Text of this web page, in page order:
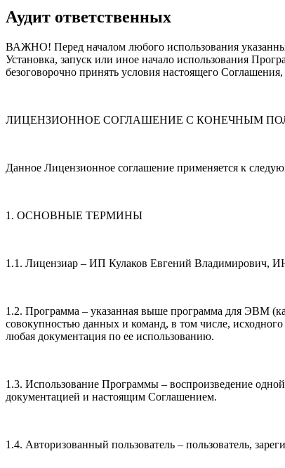
Аудит ответственных
ВАЖНО! Перед началом любого использования
Установка, запуск или иное начало использования
безоговорочно принять условия настоящего
ЛИЦЕНЗИОННОЕ СОГЛАШЕНИЕ С КОНЕЧНЫМ
Данное Лицензионное соглашение применяется к
1. ОСНОВНЫЕ ТЕРМИНЫ
1.1. Лицензиар – ИП Кулаков Евгений Владимирович,
1.2. Программа – указанная выше программа для ЭВМ
совокупностью данных и команд, в том числе,
любая документация по ее использованию.
1.3. Использование Программы – воспроизведение
документацией и настоящим Соглашением.
1.4. Авторизованный пользователь – пользователь,